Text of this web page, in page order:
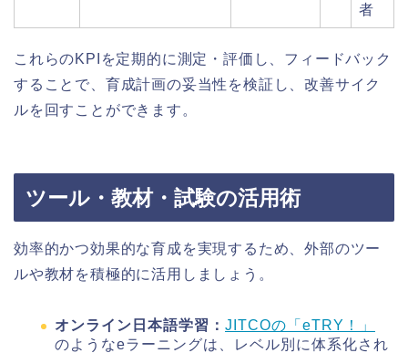
者
これらのKPIを定期的に測定・評価し、フィードバック
することで、育成計画の妥当性を検証し、改善サイク
ルを回すことができます。
ツール・教材・試験の活用術
効率的かつ効果的な育成を実現するため、外部のツー
ルや教材を積極的に活用しましょう。
オンライン日本語学習： JITCOの「eTRY！」
のようなeラーニングは、レベル別に体系化され